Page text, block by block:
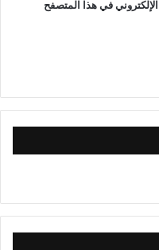
في هذا المتصفح